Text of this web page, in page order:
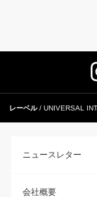
レーベル UNIVERSAL
ニュースレター
会社概要